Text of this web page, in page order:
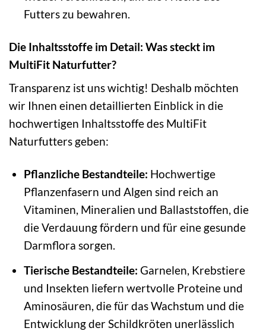
Futters zu bewahren.
Die Inhaltsstoffe im Detail: Was steckt im
MultiFit Naturfutter?
Transparenz ist uns wichtig! Deshalb möchten
wir Ihnen einen detaillierten Einblick in die
hochwertigen Inhaltsstoffe des MultiFit
Naturfutters geben:
Pflanzliche Bestandteile: Hochwertige
Pflanzenfasern und Algen sind reich an
Vitaminen, Mineralien und Ballaststoffen, die
die Verdauung fördern und für eine gesunde
Darmflora sorgen.
Tierische Bestandteile: Garnelen, Krebstiere
und Insekten liefern wertvolle Proteine und
Aminosäuren, die für das Wachstum und die
Entwicklung der Schildkröten unerlässlich